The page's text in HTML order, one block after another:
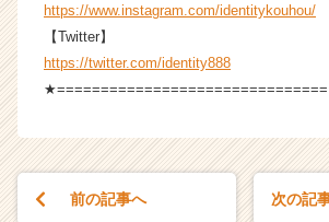
https://www.instagram.com/identitykouhou/
【Twitter】
https://twitter.com/identity888
前の記事へ 次の記